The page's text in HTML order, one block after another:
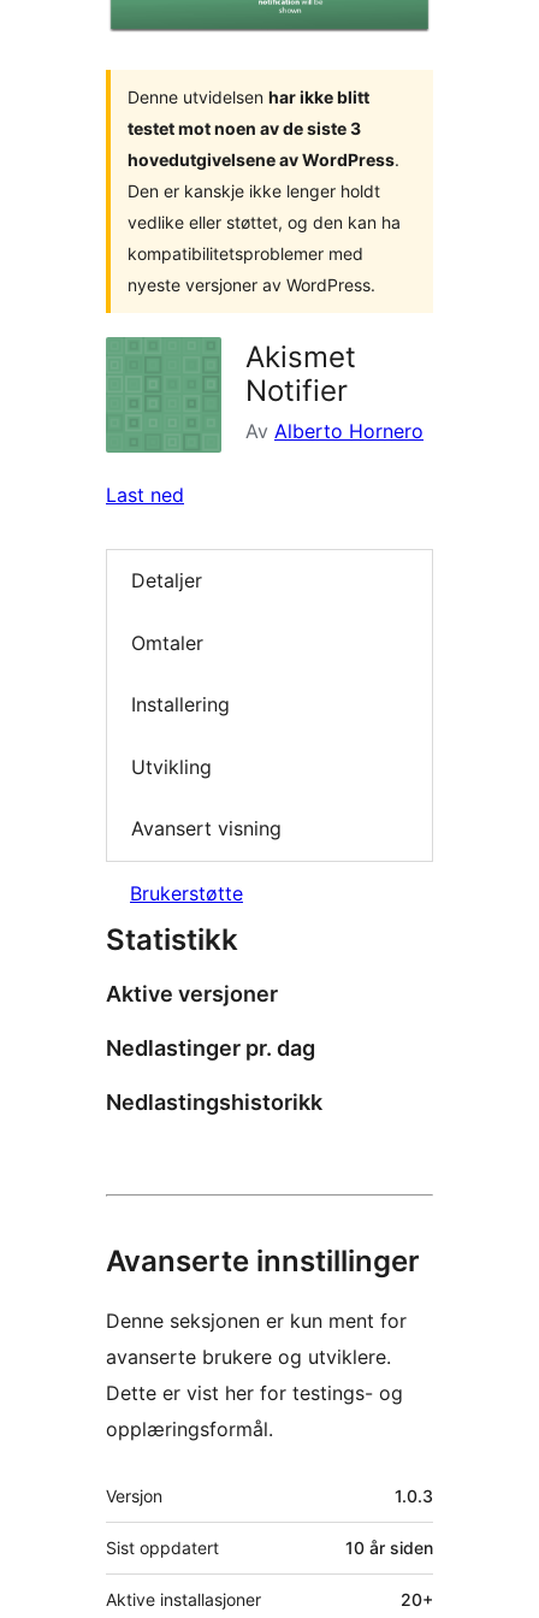
Denne utvidelsen har ikke blitt
testet mot noen av de siste 3
hovedutgivelsene av WordPress.
Den er kanskje ikke lenger holdt
vedlike eller støttet, og den kan ha
kompatibilitetsproblemer med
nyeste versjoner av WordPress.
Akismet
Notifier
Av Alberto Hornero
Last ned
Detaljer
Omtaler
Installering
Utvikling
Avansert visning
Brukerstøtte
Statistikk
Aktive versjoner
Nedlastinger pr. dag
Nedlastingshistorikk
Avanserte innstillinger
Denne seksjonen er kun ment for
avanserte brukere og utviklere.
Dette er vist her for testings- og
opplæringsformål.
Meta
Versjon 1.0.3
Sist oppdatert 10 år siden
Aktive installasjoner 20+